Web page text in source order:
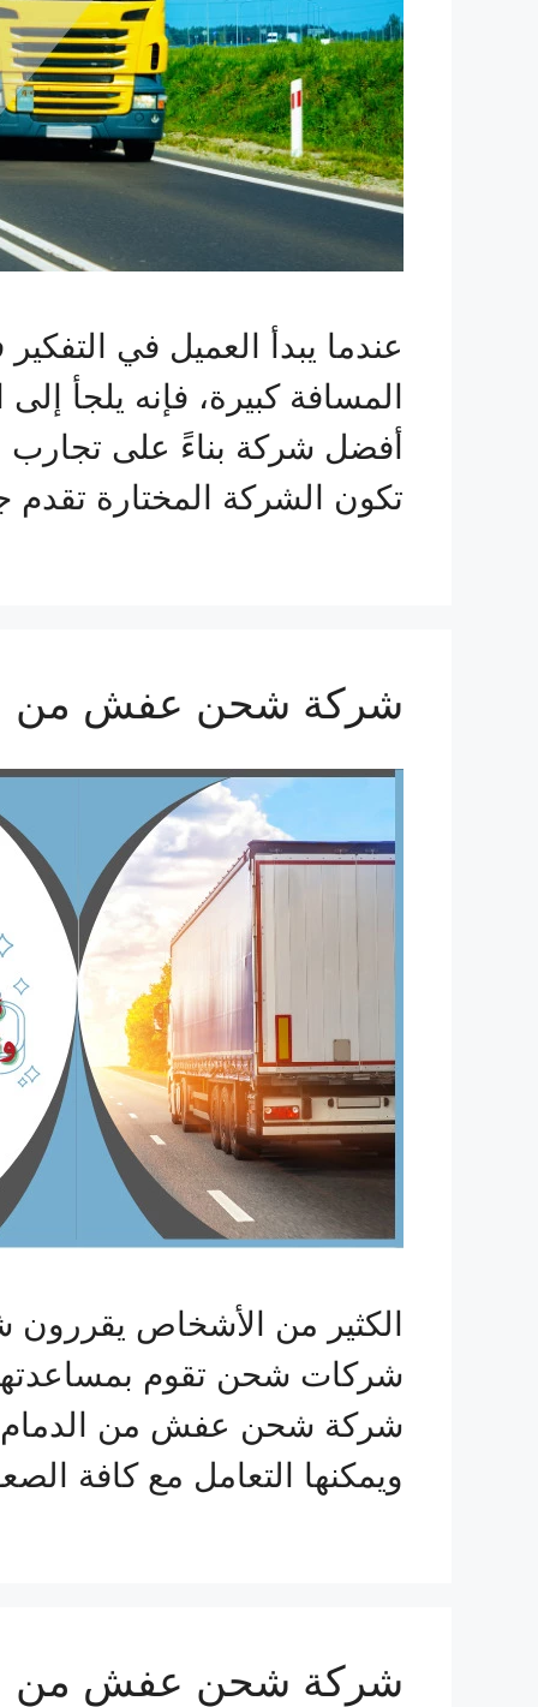
عندما يبدأ العميل في
المسافة كبيرة، فإنه يلجأ
أفضل شركة بناءً على تجارب
تكون الشركة المختارة
شركة شحن عفش من الدمام
الكثير من الأشخاص يقررون
شركات شحن تقوم
شركة شحن عفش من الدمام
ويمكنها التعامل مع كافة
شركة شحن عفش من الدمام